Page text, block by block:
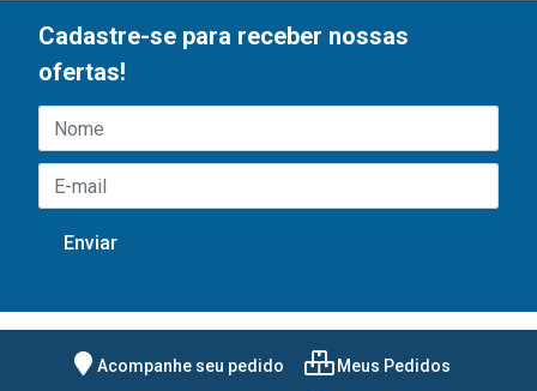
Cadastre-se para receber nossas
ofertas!
Acompanhe seu pedido Meus Pedidos